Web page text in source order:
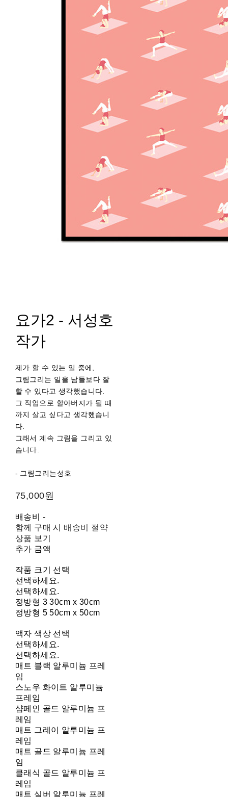
요가2 - 서성호
작가
제가 할 수 있는 일 중에,
그림그리는 일을 남들보다 잘
할 수 있다고 생각했습니다.
그 직업으로 할아버지가 될 때
까지 살고 싶다고 생각했습니
다.
그래서 계속 그림을 그리고 있
습니다.
- 그림그리는성호
75,000원
배송비 -
함께 구매 시 배송비 절약
상품 보기
추가 금액
작품 크기 선택
선택하세요.
선택하세요.
정방형 3 30cm x 30cm
정방형 5 50cm x 50cm
액자 색상 선택
선택하세요.
선택하세요.
매트 블랙 알루미늄 프레
임
스노우 화이트 알루미늄
프레임
샴페인 골드 알루미늄 프
레임
매트 그레이 알루미늄 프
레임
매트 골드 알루미늄 프레
임
클래식 골드 알루미늄 프
레임
매트 실버 알루미늄 프레